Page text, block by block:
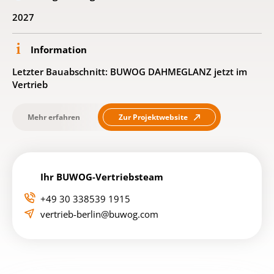
Gewerbeeinheiten sind weitere nachhaltige und soziale
Qualitäten, die das Quartier gezielt zur Umgebung hin
öffnen. (MD)
2027
Information
Letzter Bauabschnitt: BUWOG DAHMEGLANZ jetzt im
Vertrieb
Mehr erfahren Zur Projektwebsite
Ihr BUWOG-Vertriebsteam
+49 30 338539 1915
vertrieb-berlin@buwog.com